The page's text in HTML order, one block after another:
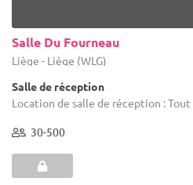
Salle Du Fourneau
Liège - Liège (WLG)
Salle de réception
Location de salle de réception :
30-500